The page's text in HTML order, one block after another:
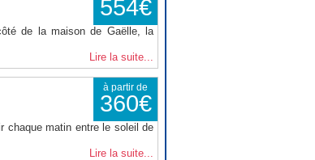
554€
de la maison de Gaëlle, la
Lire la suite...
à partir de
360€
chaque matin entre le soleil de
Lire la suite...